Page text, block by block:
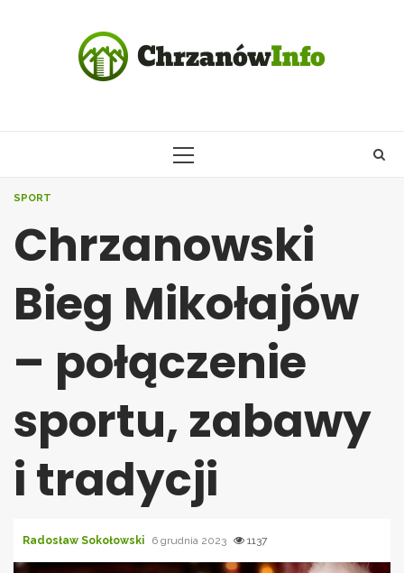
PRIMARY
SPORT
Chrzanowski
Bieg Mikołajów
– połączenie
sportu, zabawy
i tradycji
Radosław Sokołowski 6 grudnia 2023 1137